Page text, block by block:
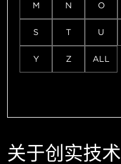
M N O
S T U
Y Z ALL
关于创实技术